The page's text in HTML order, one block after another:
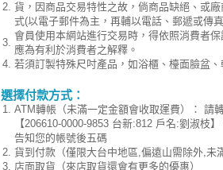
2. 貨，因商品交易特性之故，倘商品缺絕、或
式(以電子郵件為主，再輔以電話、郵遞或傳
3.
會員使用本網站進行交易時，得依照消費者
應為有利於消費者之解釋。
4. 若須訂製特殊尺吋產品，如浴櫃、檯面臉盆
選擇付款方式：
1. ATM轉帳（未滿一定金額會收取運費）： 請
【206610-0000-9853 台新:812 戶名:劉淑枝
告知您的帳號後五碼
2. 貨到付款（僅限大台中地區,偏遠山需除外,未
3. 店面取貨（來店取貨還會有更多的優惠）